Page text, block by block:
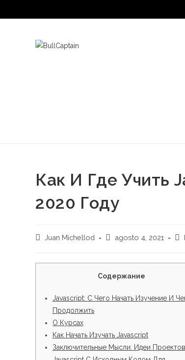
al
Как И Где Учить
2020 Году
AutorJuan Michellod
Publicación
agosto 4, 2021
Содержание
Javascript: С Чего Начать Изучение И
Продолжить
О Курсах
Как Начать Изучать Javascript
Заключительные Мысли: Идеи Проектов